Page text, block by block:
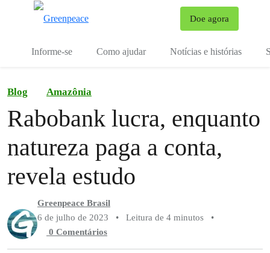
Doe agora
Informe-se Como ajudar Notícias e histórias
Blog Amazônia
Rabobank lucra, enquanto
natureza paga a conta,
revela estudo
Greenpeace Brasil
6 de julho de 2023
• Leitura de 4 minutos
•
0 Comentários